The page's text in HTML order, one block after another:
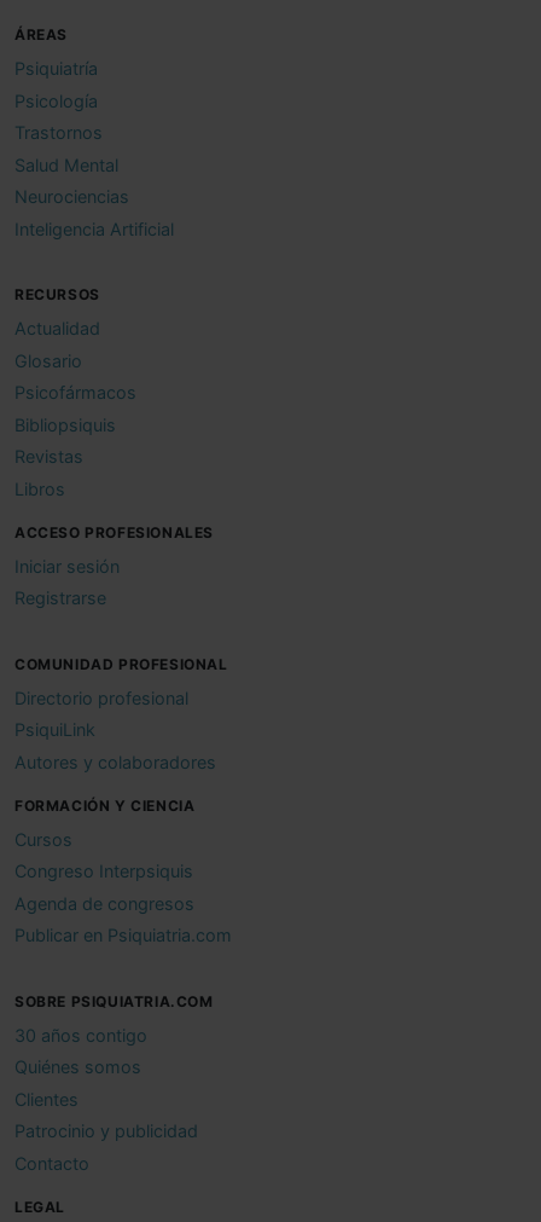
ÁREAS
Psiquiatría
Psicología
Trastornos
Salud Mental
Neurociencias
Inteligencia Artificial
RECURSOS
Actualidad
Glosario
Psicofármacos
Bibliopsiquis
Revistas
Libros
ACCESO PROFESIONALES
Iniciar sesión
Registrarse
COMUNIDAD PROFESIONAL
Directorio profesional
PsiquiLink
Autores y colaboradores
FORMACIÓN Y CIENCIA
Cursos
Congreso Interpsiquis
Agenda de congresos
Publicar en Psiquiatria.com
SOBRE PSIQUIATRIA.COM
30 años contigo
Quiénes somos
Clientes
Patrocinio y publicidad
Contacto
LEGAL